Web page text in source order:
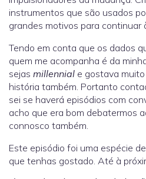
instrumentos que são usados
grandes motivos para continuar
Tendo em conta que os dados
quem me acompanha é da
sejas millennial e gostava
história também. Portanto
sei se haverá episódios com
acho que era bom debatermos
connosco também.
Este episódio foi uma espécie
que tenhas gostado. Até à